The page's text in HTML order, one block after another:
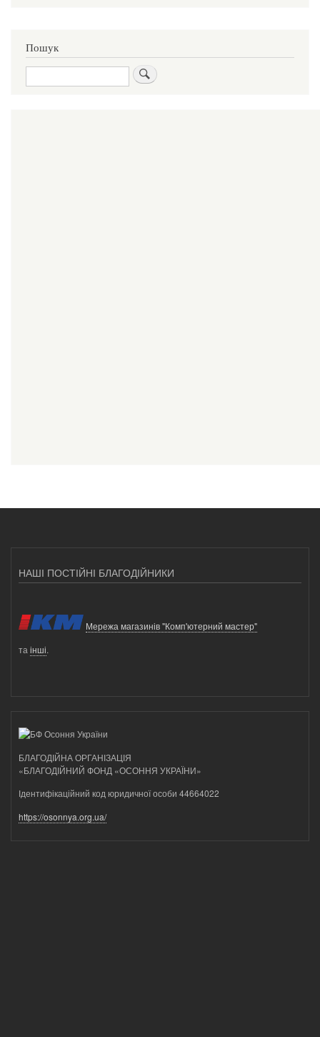
Пошук
Пошук
НАШІ ПОСТІЙНІ БЛАГОДІЙНИКИ
Мережа магазинів "Комп'ютерний мастер"
та інші.
БЛАГОДІЙНА ОРГАНІЗАЦІЯ
«БЛАГОДІЙНИЙ ФОНД «ОСОННЯ УКРАЇНИ»
Ідентифікаційний код юридичної особи 44664022
https://osonnya.org.ua/